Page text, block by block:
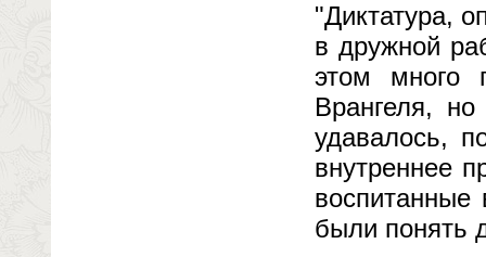
"Диктатура,
в дружной
этом много
Врангеля,
удавалось,
внутреннее
были понять